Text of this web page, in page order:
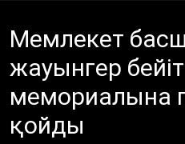
Мемлекет
жауынгер
мемориалына
қойды